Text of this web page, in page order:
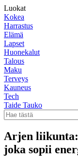
Luokat
Kokea
Harrastus
Elämä
Lapset
Huonekalut
Talous
Maku
Terveys
Kauneus
Tech
Taide Tauko
Arjen
joka sopii